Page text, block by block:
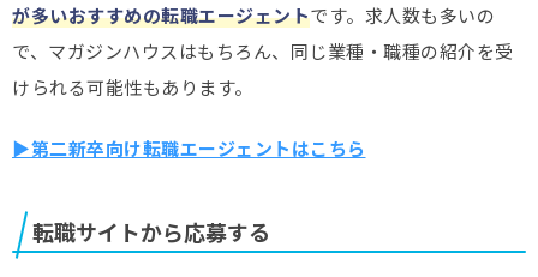
が多いおすすめの転職エージェントです。求人数も多いの
で、マガジンハウスはもちろん、同じ業種・職種の紹介を受
けられる可能性もあります。
▶第二新卒向け転職エージェントはこちら
転職サイトから応募する